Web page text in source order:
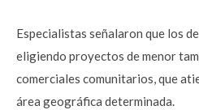
Especialistas señalaron que los
eligiendo proyectos de menor
comerciales comunitarios, que
área geográfica determinada.